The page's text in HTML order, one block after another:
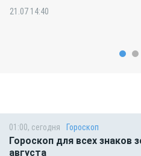
21.07 14:40
01:00, сегодня Гороскоп
Гороскоп для всех знаков
августа